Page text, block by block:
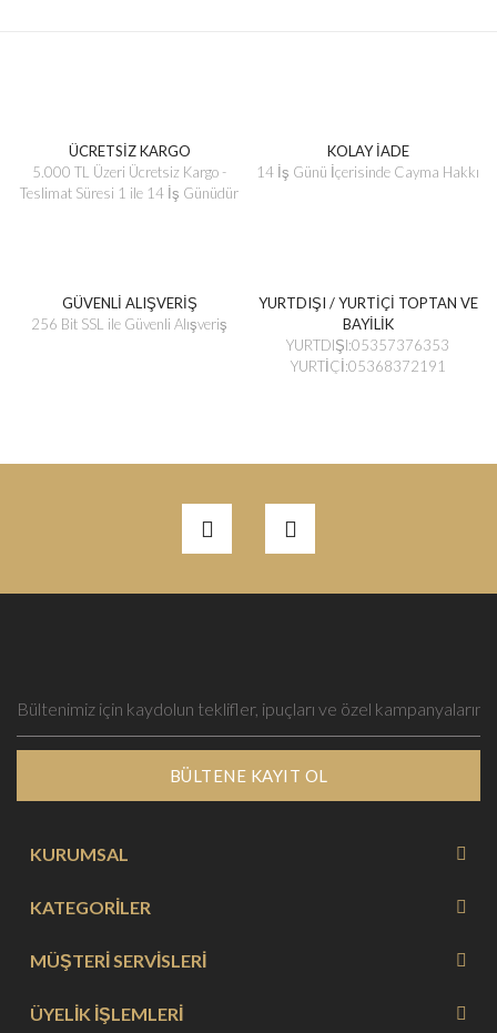
ÜCRETSİZ KARGO
5.000 TL Üzeri Ücretsiz Kargo -
Teslimat Süresi 1 ile 14 İş Günüdür
KOLAY İADE
14 İş Günü İçerisinde Cayma Hakkı
GÜVENLİ ALIŞVERİŞ
256 Bit SSL ile Güvenli Alışveriş
YURTDIŞI / YURTİÇİ TOPTAN VE
BAYİLİK
YURTDIŞI:05357376353
YURTİÇİ:05368372191
BÜLTENE KAYIT OL
KURUMSAL
KATEGORİLER
MÜŞTERİ SERVİSLERİ
ÜYELİK İŞLEMLERİ